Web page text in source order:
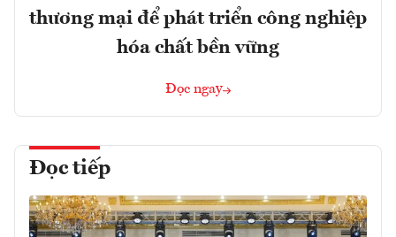
thương mại để phát triển công nghiệp
hóa chất bền vững
Đọc ngay
Đọc tiếp